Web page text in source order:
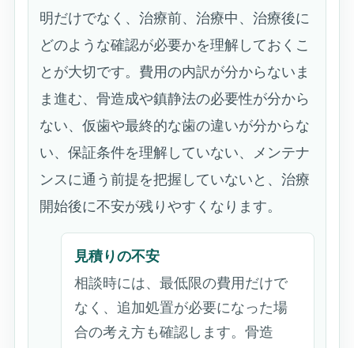
明だけでなく、治療前、治療中、治療後に
どのような確認が必要かを理解しておくこ
とが大切です。費用の内訳が分からないま
ま進む、骨造成や鎮静法の必要性が分から
ない、仮歯や最終的な歯の違いが分からな
い、保証条件を理解していない、メンテナ
ンスに通う前提を把握していないと、治療
開始後に不安が残りやすくなります。
見積りの不安
相談時には、最低限の費用だけで
なく、追加処置が必要になった場
合の考え方も確認します。骨造